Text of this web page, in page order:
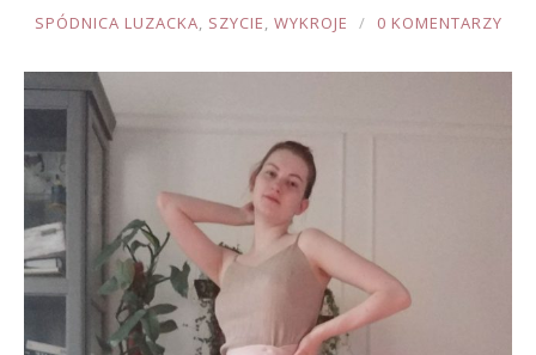
JOULE
SPÓDNICA LUZACKA, SZYCIE, WYKROJE 0 KOMENTARZY